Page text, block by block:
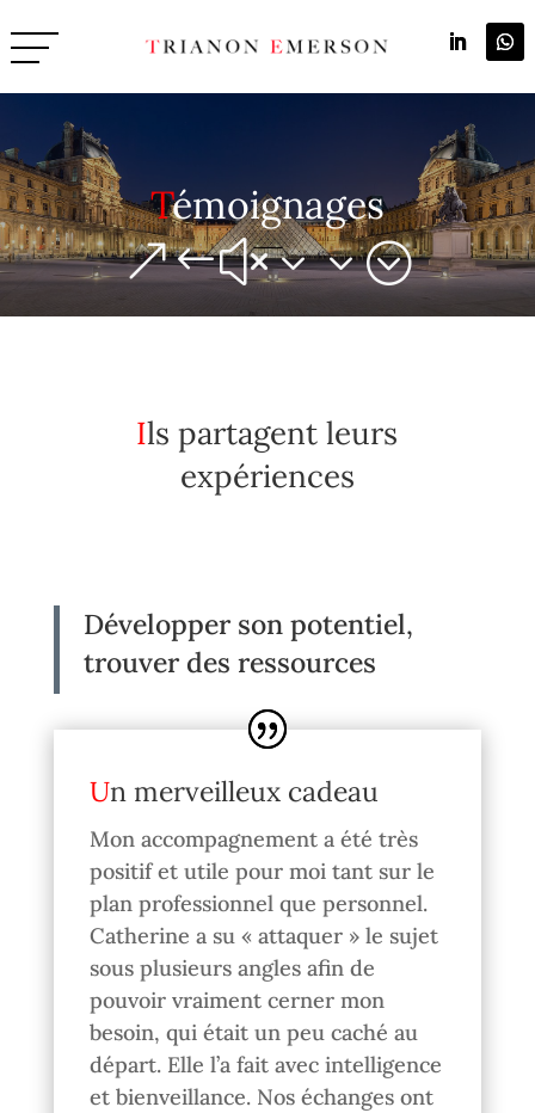
Témoignages
&#x33;
Ils partagent leurs
expériences
Développer son potentiel,
trouver des ressources
Un merveilleux cadeau
Mon accompagnement a été très
positif et utile pour moi tant sur le
plan professionnel que personnel.
Catherine a su « attaquer » le sujet
sous plusieurs angles afin de
pouvoir vraiment cerner mon
besoin, qui était un peu caché au
départ. Elle l’a fait avec intelligence
et bienveillance. Nos échanges ont